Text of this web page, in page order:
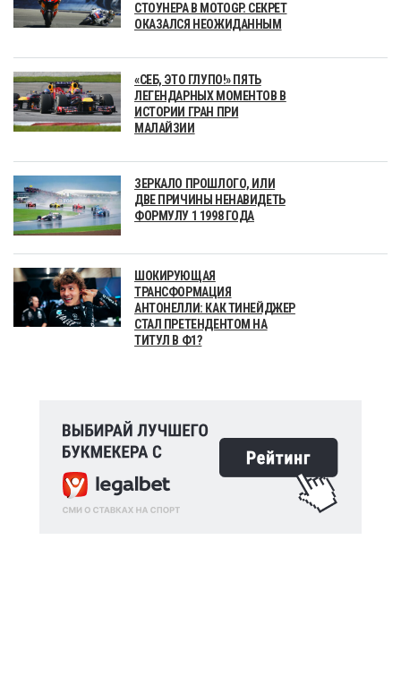
СТОУНЕРА В MOTOGP. СЕКРЕТ
ОКАЗАЛСЯ НЕОЖИДАННЫМ
«СЕБ, ЭТО ГЛУПО!» ПЯТЬ
ЛЕГЕНДАРНЫХ МОМЕНТОВ В
ИСТОРИИ ГРАН ПРИ
МАЛАЙЗИИ
ЗЕРКАЛО ПРОШЛОГО, ИЛИ
ДВЕ ПРИЧИНЫ НЕНАВИДЕТЬ
ФОРМУЛУ 1 1998 ГОДА
ШОКИРУЮЩАЯ
ТРАНСФОРМАЦИЯ
АНТОНЕЛЛИ: КАК ТИНЕЙДЖЕР
СТАЛ ПРЕТЕНДЕНТОМ НА
ТИТУЛ В Ф1?